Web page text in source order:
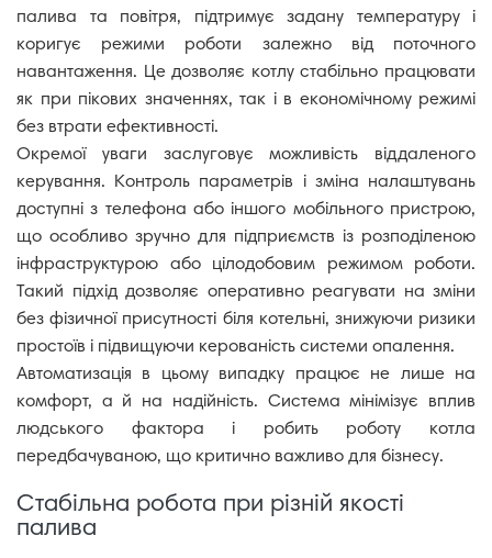
палива та повітря, підтримує задану температуру і
коригує режими роботи залежно від поточного
навантаження. Це дозволяє котлу стабільно працювати
як при пікових значеннях, так і в економічному режимі
без втрати ефективності.
Окремої уваги заслуговує можливість віддаленого
керування. Контроль параметрів і зміна налаштувань
доступні з телефона або іншого мобільного пристрою,
що особливо зручно для підприємств із розподіленою
інфраструктурою або цілодобовим режимом роботи.
Такий підхід дозволяє оперативно реагувати на зміни
без фізичної присутності біля котельні, знижуючи ризики
простоїв і підвищуючи керованість системи опалення.
Автоматизація в цьому випадку працює не лише на
комфорт, а й на надійність. Система мінімізує вплив
людського фактора і робить роботу котла
передбачуваною, що критично важливо для бізнесу.
Стабільна робота при різній якості
палива